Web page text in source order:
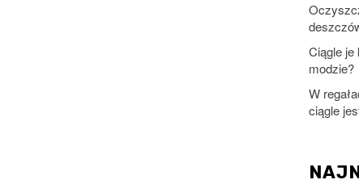
Ciągle
modzie?
W
ciągle